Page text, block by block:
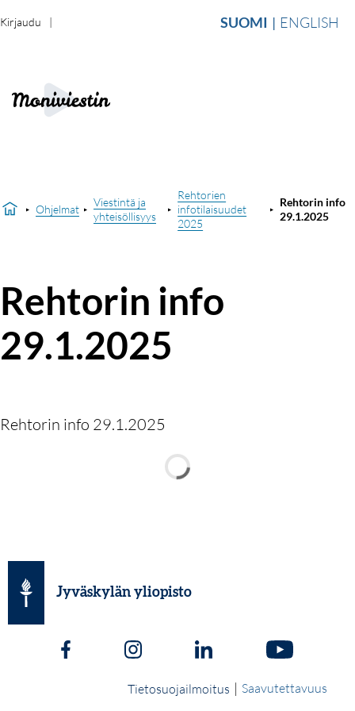
SUOMI ENGLISH
Kirjaudu
Ohjelmat
Viestintä ja
yhteisöllisyys
Rehtorien
infotilaisuudet
2025
Rehtorin info
29.1.2025
Rehtorin info
29.1.2025
Rehtorin info 29.1.2025
Jyväskylän yliopisto
Tietosuojailmoitus | Saavutettavuus